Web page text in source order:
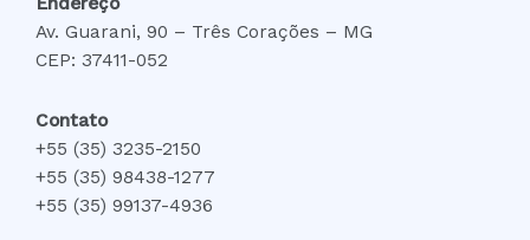
Av. Guarani, 90 – Três Corações – MG
CEP: 37411-052
Contato
+55 (35) 3235-2150
+55 (35) 98438-1277
+55 (35) 99137-4936